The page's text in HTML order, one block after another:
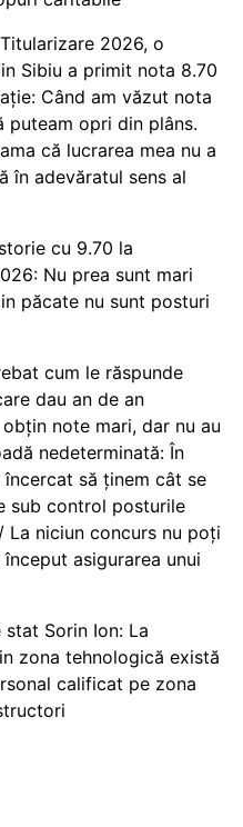
2026, o
Sibiu a primit nota 8.70
Când am văzut nota
puteam opri din plâns.
că lucrarea mea nu a
în adevăratul sens al
cu 9.70 la
Nu prea sunt mari
păcate nu sunt posturi
cum le răspunde
dau an de an
note mari, dar nu au
nedeterminată: În
încercat să ținem cât se
sub control posturile
La niciun concurs nu poți
asigurarea unui
stat Sorin Ion: La
zona tehnologică există
calificat pe zona